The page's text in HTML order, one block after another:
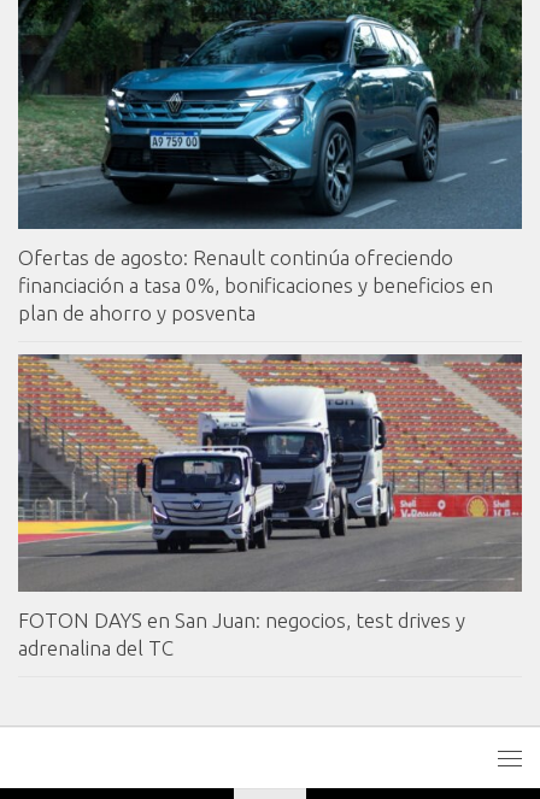
Ofertas de agosto: Renault continúa ofreciendo
financiación a tasa 0%, bonificaciones y beneficios en
plan de ahorro y posventa
FOTON DAYS en San Juan: negocios, test drives y
adrenalina del TC